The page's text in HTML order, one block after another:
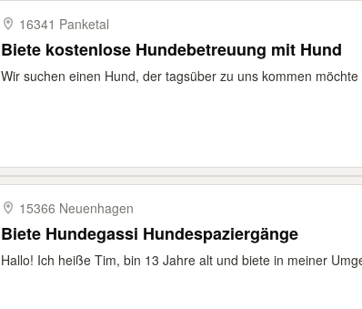
16341 Panketal
Biete kostenlose Hundebetreuung mit Hund
Wir suchen einen Hund, der tagsüber zu uns kommen
15366 Neuenhagen
Biete Hundegassi Hundespaziergänge
Hallo! Ich heiße Tim, bin 13 Jahre alt und biete in meiner